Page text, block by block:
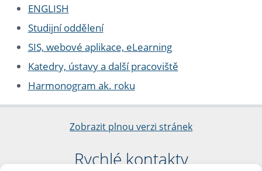
ENGLISH
Studijní oddělení
SIS, webové aplikace, eLearning
Katedry, ústavy a další pracoviště
Harmonogram ak. roku
Zobrazit plnou verzi stránek
Rychlé kontakty